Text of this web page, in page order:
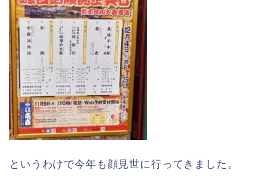
というわけで今年も顔見世に行ってきました。